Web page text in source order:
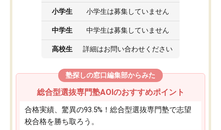
小学生 小学生は募集していません
中学生 中学生は募集していません
高校生 詳細はお問い合わせください
塾探しの窓口編集部からみた
総合型選抜専門塾AOIのおすすめポイント
合格実績、驚異の93.5%！総合型選抜専門塾で志望
校合格を勝ち取ろう。